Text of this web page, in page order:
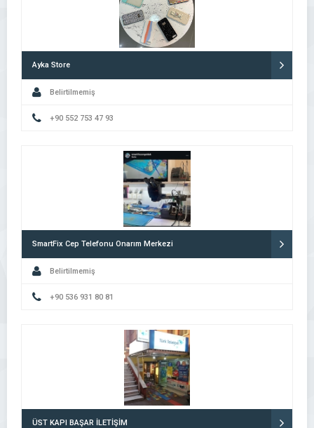
Ayka Store
Belirtilmemiş
+90 552 753 47 93
SmartFix Cep Telefonu Onarım Merkezi
Belirtilmemiş
+90 536 931 80 81
ÜST KAPI BAŞAR İLETİŞİM